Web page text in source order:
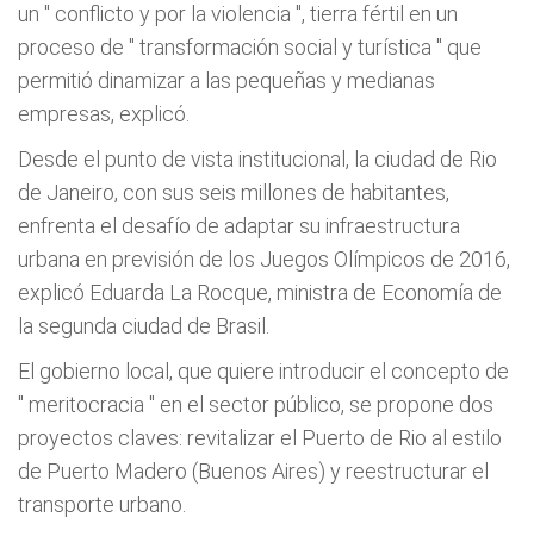
un " conflicto y por la violencia ", tierra fértil en un
proceso de " transformación social y turística " que
permitió dinamizar a las pequeñas y medianas
empresas, explicó.
Desde el punto de vista institucional, la ciudad de Rio
de Janeiro, con sus seis millones de habitantes,
enfrenta el desafío de adaptar su infraestructura
urbana en previsión de los Juegos Olímpicos de 2016,
explicó Eduarda La Rocque, ministra de Economía de
la segunda ciudad de Brasil.
El gobierno local, que quiere introducir el concepto de
" meritocracia " en el sector público, se propone dos
proyectos claves: revitalizar el Puerto de Rio al estilo
de Puerto Madero (Buenos Aires) y reestructurar el
transporte urbano.